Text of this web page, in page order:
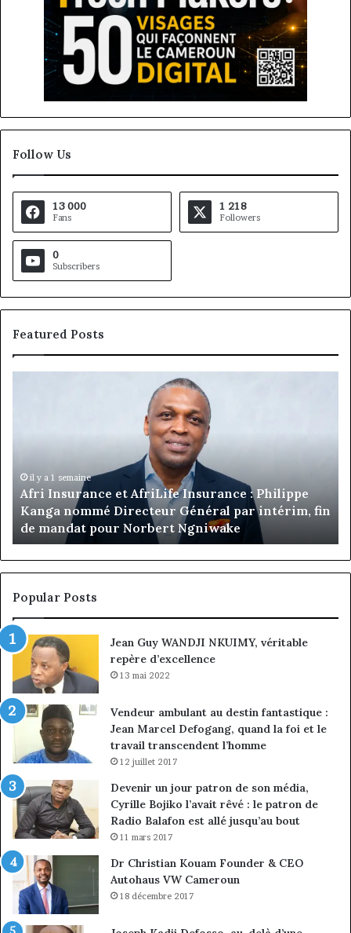
Follow Us
13 000
Fans
1 218
Followers
0
Subscribers
Featured Posts
de
Jumia
Maroc
il y a 7 heures
Marcelle Monkam Siayojie prend les commandes
de Jumia Maroc
Popular Posts
Jean Guy WANDJI NKUIMY, véritable
repère d’excellence
13 mai 2022
Vendeur ambulant au destin fantastique :
Jean Marcel Defogang, quand la foi et le
travail transcendent l’homme
12 juillet 2017
Devenir un jour patron de son média,
Cyrille Bojiko l’avait rêvé : le patron de
Radio Balafon est allé jusqu’au bout
11 mars 2017
Dr Christian Kouam Founder & CEO
Autohaus VW Cameroun
18 décembre 2017